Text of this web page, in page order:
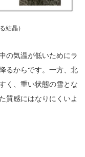
結晶）
の気温が低いためにラ
るからです。一方、北
く、重い状態の雪とな
質感にはなりにくいよ